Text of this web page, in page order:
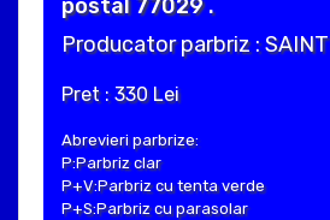
postal 77029 .
Producator parbriz :
Pret : 330 Lei
Abrevieri parbrize:
P:Parbriz clar
P+V:Parbriz cu tenta verde
P+S:Parbriz cu parasolar